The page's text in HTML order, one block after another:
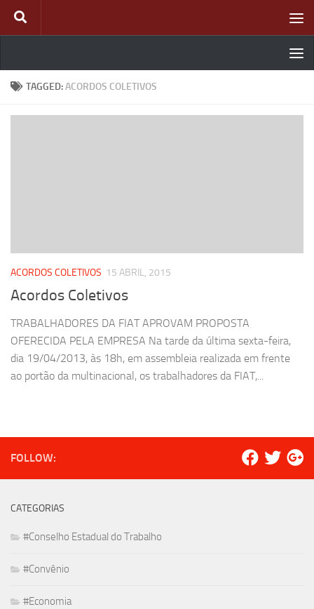
Skip to content
TAGGED:ACORDOS COLETIVOS
ACORDOS COLETIVOS 15 ABRIL, 2015
Acordos Coletivos
TRABALHADORES DA FIAT APROVAM PROPOSTA
OFERECIDA PELA EMPRESA Na tarde da última sexta-feira,
dia 19/04/2013, às 18h, em assembleia realizada em frente
ao portão da multinacional, os trabalhadores da FIAT,...
FOLLOW:
CATEGORIAS
#Conselho Estadual do Trabalho
#Convênio
#Economia